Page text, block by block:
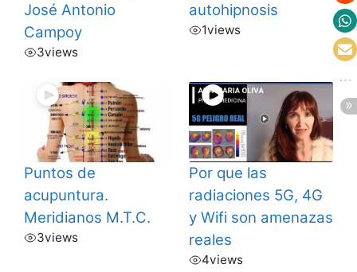
José Antonio
Campoy
3views
autohipnosis
1views
Puntos de
acupuntura.
Meridianos M.T.C.
3views
Por que las
radiaciones 5G, 4G
y Wifi son amenazas
reales
4views